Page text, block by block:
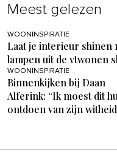
Meest gelezen
WOONINSPIRATIE
Laat je interieur shinen
lampen uit de vtwonen
WOONINSPIRATIE
Binnenkijken bij Daan
Alferink: “Ik moest dit
ontdoen van zijn